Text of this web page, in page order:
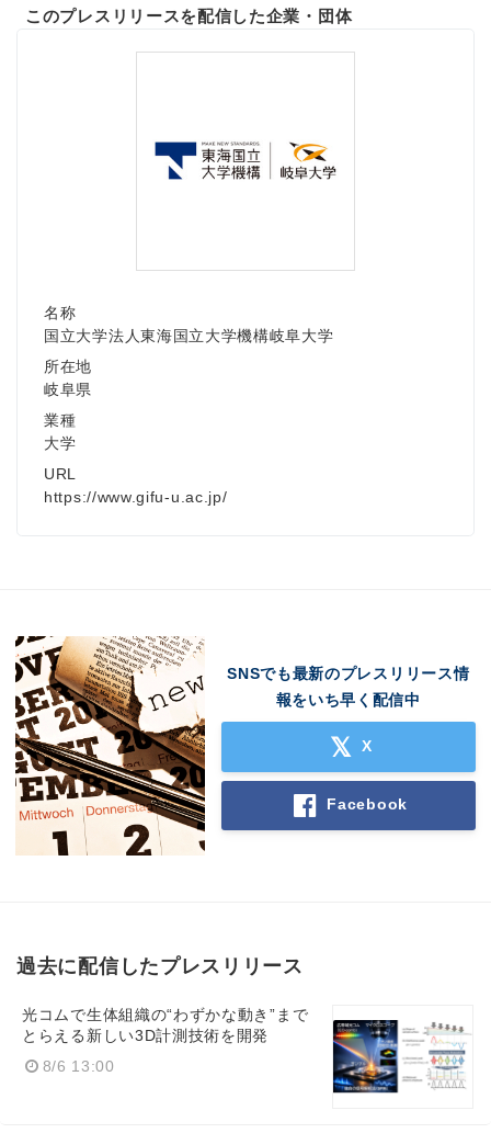
このプレスリリースを配信した企業・団体
名称
国立大学法人東海国立大学機構岐阜大学
所在地
岐阜県
業種
大学
URL
https://www.gifu-u.ac.jp/
SNSでも最新のプレスリリース情
報をいち早く配信中
X
Facebook
過去に配信したプレスリリース
光コムで生体組織の“わずかな動き”まで
とらえる新しい3D計測技術を開発
8/6 13:00
English